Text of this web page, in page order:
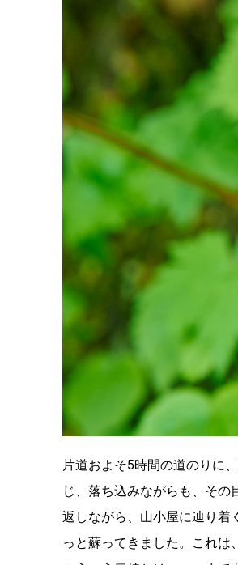
片道およそ5時間の道のりに
じ、落ち込みながらも、そ
返しながら、山小屋に辿り着
っと蘇ってきました。これは